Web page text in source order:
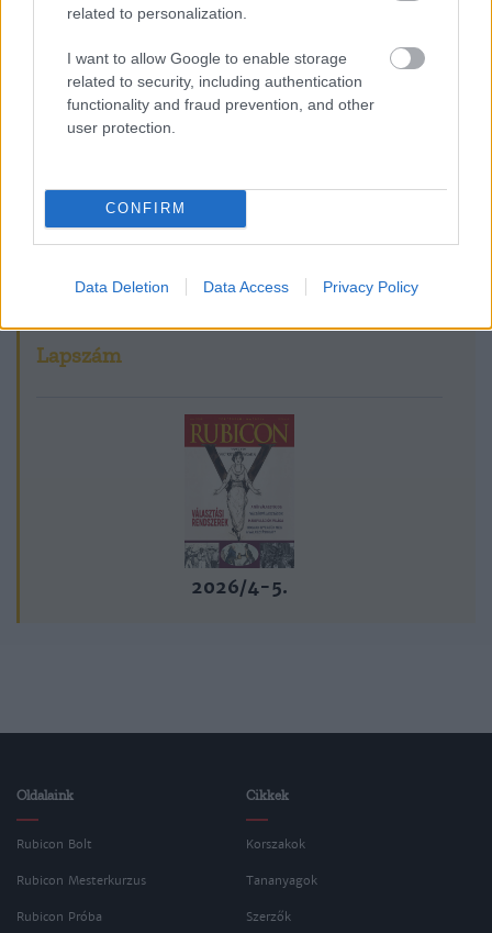
related to personalization.
I want to allow Google to enable storage
related to security, including authentication
functionality and fraud prevention, and other
user protection.
CONFIRM
Data Deletion Data Access Privacy Policy
Szerző
Ismerje meg
A szerző cikkei
Lapszám
2026/4-5.
Oldalaink
Rubicon Bolt
Rubicon Mesterkurzus
Rubicon Próba
Cikkek
Korszakok
Tananyagok
Szerzők